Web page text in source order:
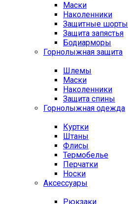
Маски
Наколенники
Защитные шорты
Защита запястья
Бодиарморы
Горнолыжная защита
Шлемы
Маски
Наколенники
Защита спины
Горнолыжная одежда
Куртки
Штаны
Флисы
Термобелье
Перчатки
Носки
Аксессуары
Рюкзаки